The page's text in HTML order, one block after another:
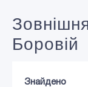
Боровій
Знайдено